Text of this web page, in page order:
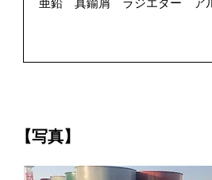
亜鉛 真鍮屑 ラジエター ア
【写真】